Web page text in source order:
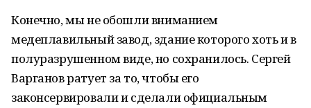
Конечно, мы не обошли вниманием
медеплавильный завод, здание которого хоть и в
полуразрушенном виде, но сохранилось. Сергей
Варганов ратует за то, чтобы его
законсервировали и сделали официальным